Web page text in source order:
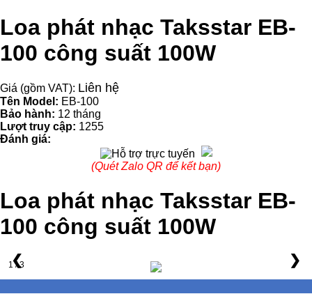
Loa phát nhạc Taksstar EB-
100 công suất 100W
Giá (gồm VAT): Liên hệ
Tên Model: EB-100
Bảo hành: 12 tháng
Lượt truy cập: 1255
Đánh giá:
(Quét Zalo QR để kết bạn)
Loa phát nhạc Taksstar EB-
100 công suất 100W
1 / 3
❮ ❯